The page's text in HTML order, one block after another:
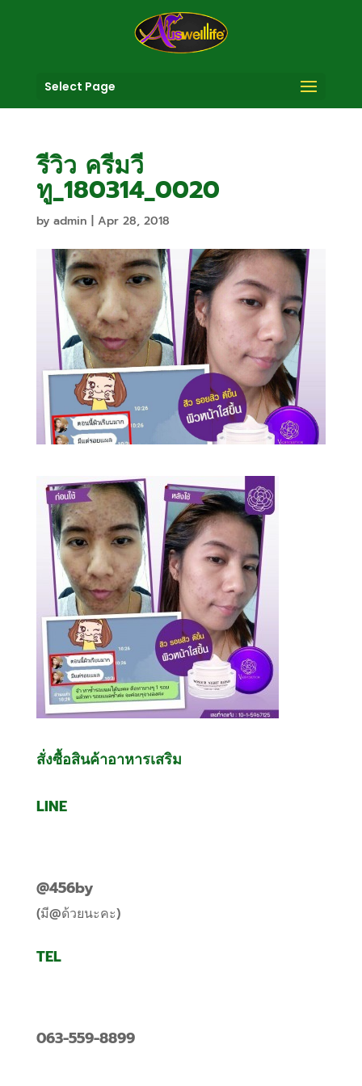
Select Page
รีวิว ครีมวี
ทู_180314_0020
by admin Apr 28, 2018
สั่งซื้อสินค้าอาหารเสริม
LINE
@456by
(มี@ด้วยนะคะ)
TEL
063-559-8899